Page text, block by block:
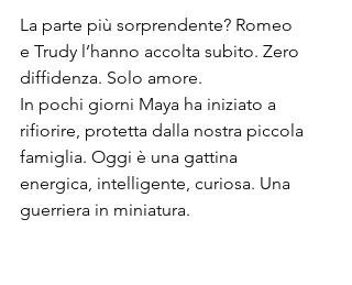
La parte più sorprendente? Romeo
e Trudy l’hanno accolta subito. Zero
diffidenza. Solo amore.
In pochi giorni Maya ha iniziato a
rifiorire, protetta dalla nostra piccola
famiglia. Oggi è una gattina
energica, intelligente, curiosa. Una
guerriera in miniatura.